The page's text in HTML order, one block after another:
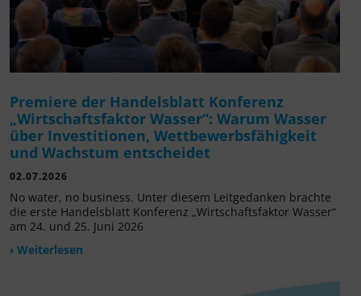
Premiere der Handelsblatt Konferenz
„Wirtschaftsfaktor Wasser“: Warum Wasser
über Investitionen, Wettbewerbsfähigkeit
und Wachstum entscheidet
02.07.2026
No water, no business. Unter diesem Leitgedanken brachte
die erste Handelsblatt Konferenz „Wirtschaftsfaktor Wasser“
am 24. und 25. Juni 2026
› Weiterlesen